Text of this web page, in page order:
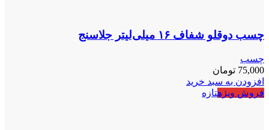
چسب دوقلو شفاف ۱۶ میلی‌لیتر جلاسنج
چسب
75,000 تومان
افزودن به سبد خرید
فروش ویژهتازه